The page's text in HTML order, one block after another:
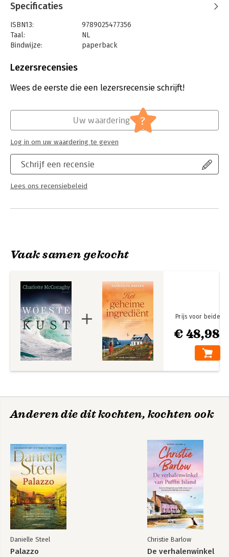
herstelt begint ze een plekje te krijgen in het gezin. Maar
op deze verlaten plek doen? Wat houdt Dominic voor haar
verborgen? Ondertussen krijgen ze geen contact meer met
het vasteland en worden de voorjaarsstormen steeds
hun liefde een kans – voordat het te laat is?
Specificaties
ISBN13:
9789025477356
Taal:
NL
Bindwijze:
paperback
Uitgever:
Verschijningsdatum:
17-9-2025
Literatuur en romans
Lezersrecensies
Wees de eerste die een lezersrecensie schrijft!
Schrijf een recensie
Lees ons recensiebeleid
Uw waardering ?
Log in om uw waardering te geven
Vaak samen gekocht
€ 48,98
Prijs voor beide
Anderen die dit kochten, kochten ook
Danielle Steel
Palazzo
Christie Barlow
De verhalenwinkel